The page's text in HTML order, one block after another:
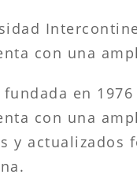
con una
en
con una
y actualizados